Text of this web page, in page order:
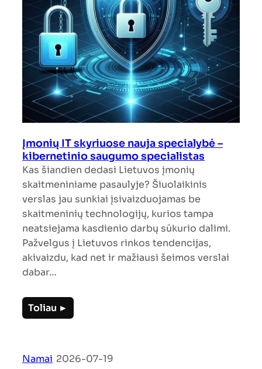
Įmonių IT skyriuose nauja specialybė –
kibernetinio saugumo specialistas
Kas šiandien dedasi Lietuvos įmonių
skaitmeniniame pasaulyje? Šiuolaikinis
verslas jau sunkiai įsivaizduojamas be
skaitmeninių technologijų, kurios tampa
neatsiejama kasdienio darbų sūkurio dalimi.
Pažvelgus į Lietuvos rinkos tendencijas,
akivaizdu, kad net ir mažiausi šeimos verslai
dabar…
Toliau ►
Namai 2026-07-19